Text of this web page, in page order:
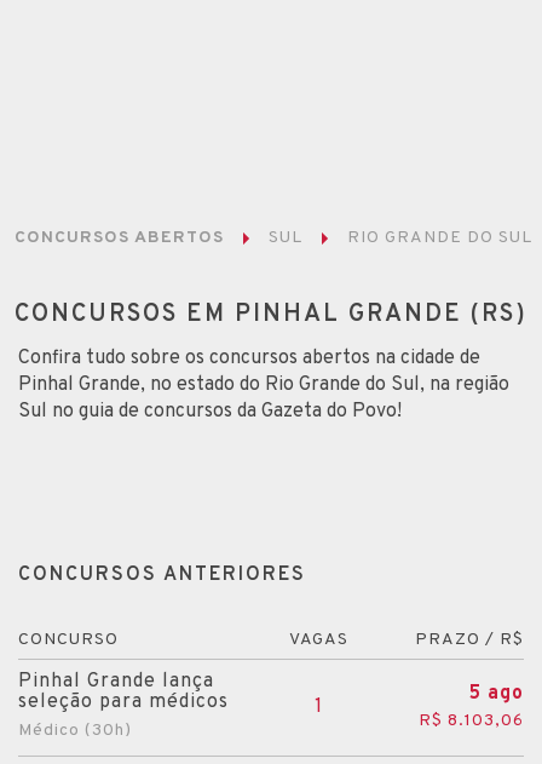
CONCURSOS ABERTOS SUL RIO GRANDE DO SUL
CONCURSOS EM PINHAL GRANDE (RS)
Confira tudo sobre os concursos abertos na cidade de
Pinhal Grande, no estado do Rio Grande do Sul, na região
Sul no guia de concursos da Gazeta do Povo!
CONCURSOS ANTERIORES
CONCURSO VAGAS PRAZO / R$
Pinhal Grande lança
seleção para médicos
Médico (30h)
1
5 ago
R$ 8.103,06